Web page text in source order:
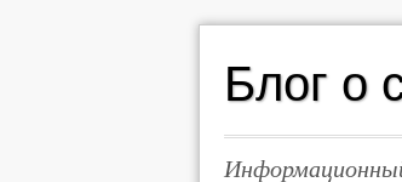
Блог о